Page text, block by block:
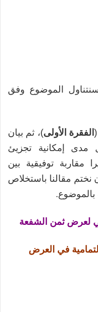
الموضوع وفق
الفقرة الأولى)، ثم بيان
مدى إمكانية تجزيئ
مقاربة توفيقية بين
نختم مقالنا باستخلاص
بالموضوع.
لعرض ثمن الشفعة
في العرض